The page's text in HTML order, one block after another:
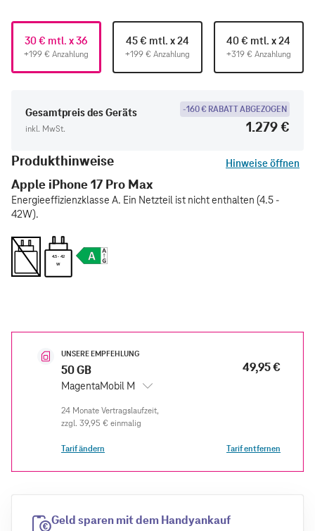
30 € mtl. x 36
+199 € Anzahlung
45 € mtl. x 24
+199 € Anzahlung
40 € mtl. x 24
+319 € Anzahlung
Gesamtpreis des Geräts
inkl. MwSt.
-160 € RABATT ABGEZOGEN
1.279 €
Produkthinweise
Hinweise öffnen
Apple iPhone 17 Pro Max
Energieeffizienzklasse A. Ein Netzteil ist nicht enthalten (4.5 -
42W).
4.5 - 42
W
UNSERE EMPFEHLUNG
50 GB
MagentaMobil M
49,95 €
zzgl. 39,95 € einmalig
Tarif ändern Tarif entfernen
Geld sparen mit dem Handyankauf